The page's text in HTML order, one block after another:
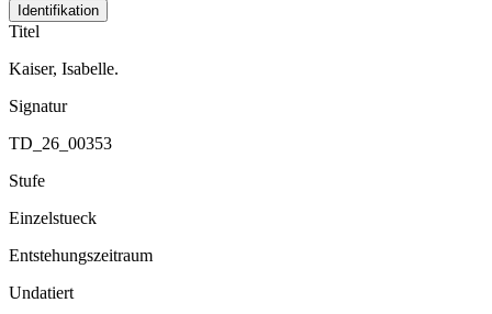
Identifikation
Titel
Kaiser, Isabelle.
Signatur
TD_26_00353
Stufe
Einzelstueck
Entstehungszeitraum
Undatiert